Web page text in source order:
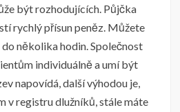
být rozhodujících. Půjčka
rychlý přísun peněz. Můžete
několika hodin. Společnost
individuálně a umí být
napovídá, další výhodou je,
v registru dlužníků, stále máte